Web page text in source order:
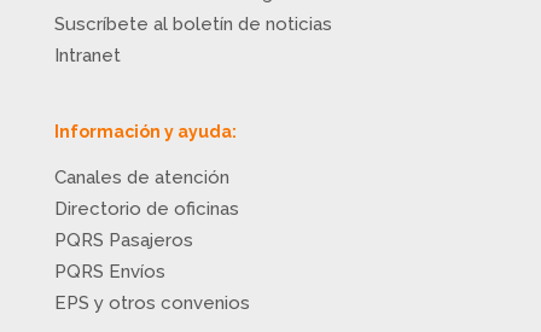
Suscríbete al boletín de noticias
Intranet
Información y ayuda:
Canales de atención
Directorio de oficinas
PQRS Pasajeros
PQRS Envíos
EPS y otros convenios